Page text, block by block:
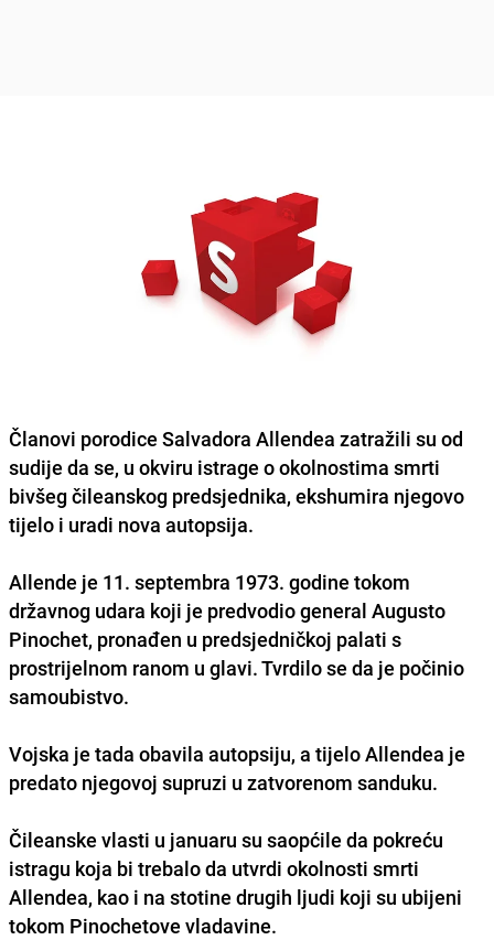
Članovi porodice Salvadora Allendea zatražili su od
sudije da se, u okviru istrage o okolnostima smrti
bivšeg čileanskog predsjednika, ekshumira njegovo
tijelo i uradi nova autopsija.
Allende je 11. septembra 1973. godine tokom
državnog udara koji je predvodio general Augusto
Pinochet, pronađen u predsjedničkoj palati s
prostrijelnom ranom u glavi. Tvrdilo se da je počinio
samoubistvo.
Vojska je tada obavila autopsiju, a tijelo Allendea je
predato njegovoj supruzi u zatvorenom sanduku.
Čileanske vlasti u januaru su saopćile da pokreću
istragu koja bi trebalo da utvrdi okolnosti smrti
Allendea, kao i na stotine drugih ljudi koji su ubijeni
tokom Pinochetove vladavine.